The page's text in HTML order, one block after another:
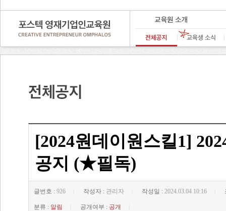
[2024원데이원스킬1]
공지 (★필독)
글번호 : 926 작성자 : 관리자 작성일 : 2024.03.04 10:16
분류 : 알림 공개여부 : 공개